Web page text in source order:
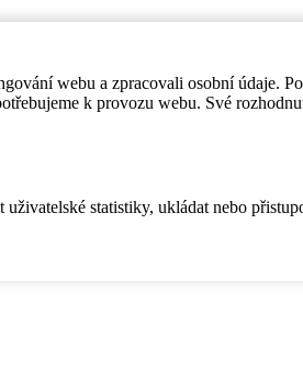
webu a zpracovali osobní údaje.
k provozu webu. Své
statistiky, ukládat nebo